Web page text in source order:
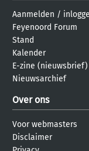
Aanmelden /
Feyenoord Forum
Stand
Kalender
E-zine (nieuwsbrief)
Nieuwsarchief
Over ons
Voor webmasters
Disclaimer